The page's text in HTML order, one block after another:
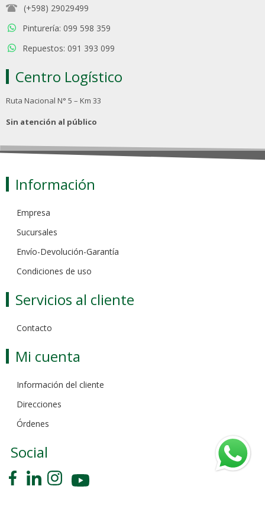
(+598) 29029499
Pinturería: 099 598 359
Repuestos: 091 393 099
Centro Logístico
Ruta Nacional N° 5 – Km 33
Sin atención al público
Información
Empresa
Sucursales
Envío-Devolución-Garantía
Condiciones de uso
Servicios al cliente
Contacto
Mi cuenta
Información del cliente
Direcciones
Órdenes
Social